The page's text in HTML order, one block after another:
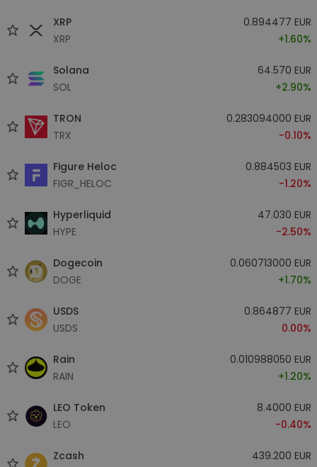
XRP
XRP
0.894477 EUR
+1.60%
Solana
SOL
64.570 EUR
+2.90%
TRON
TRX
0.283094000 EUR
-0.10%
Figure Heloc
FIGR_HELOC
0.884503 EUR
-1.20%
Hyperliquid
HYPE
47.030 EUR
-2.50%
Dogecoin
DOGE
0.060713000 EUR
+1.70%
USDS
USDS
0.864877 EUR
0.00%
Rain
RAIN
0.010988050 EUR
+1.20%
LEO Token
LEO
8.4000 EUR
-0.40%
Zcash
439.200 EUR